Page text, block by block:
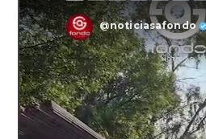
@noticiasafondo